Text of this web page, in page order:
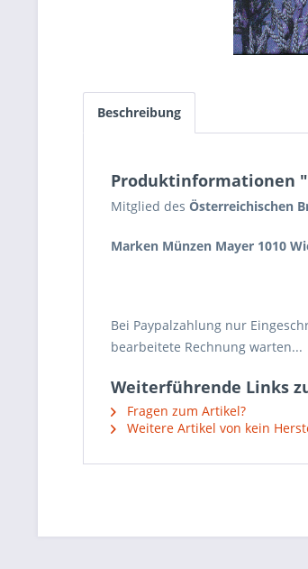
Beschreibung
Produktinformationen
Mitglied des Österreichischen
Marken Münzen Mayer 1010
Bei Paypalzahlung nur
bearbeitete Rechnung warten...
Weiterführende Links
Fragen zum Artikel?
Weitere Artikel von kein